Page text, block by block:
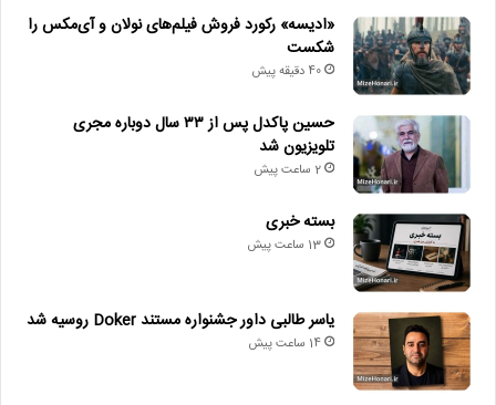
«ادیسه» رکورد فروش فیلم‌های نولان و آی‌مکس را
شکست
40 دقیقه پیش
حسین پاکدل پس از ۳۳ سال دوباره مجری
تلویزیون شد
2 ساعت پیش
بسته خبری
13 ساعت پیش
یاسر طالبی داور جشنواره مستند Doker روسیه شد
14 ساعت پیش